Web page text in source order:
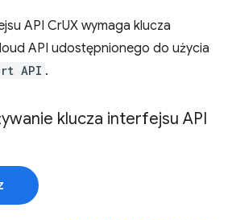
API CrUX wymaga klucza
API udostępnionego do użycia
API .
klucza interfejsu API